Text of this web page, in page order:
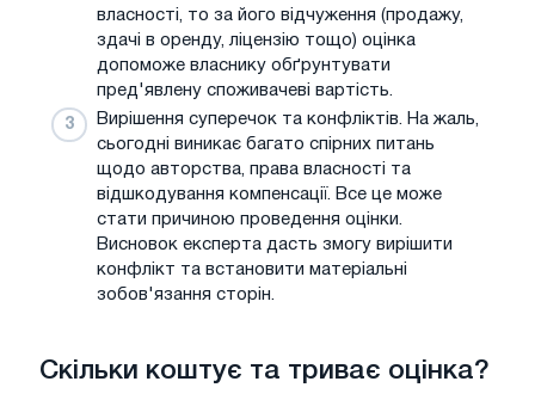
власності, то за його відчуження (продажу,
здачі в оренду, ліцензію тощо) оцінка
допоможе власнику обґрунтувати
пред'явлену споживачеві вартість.
Вирішення суперечок та конфліктів. На жаль,
сьогодні виникає багато спірних питань
щодо авторства, права власності та
відшкодування компенсації. Все це може
стати причиною проведення оцінки.
Висновок експерта дасть змогу вирішити
конфлікт та встановити матеріальні
зобов'язання сторін.
Скільки коштує та триває оцінка?